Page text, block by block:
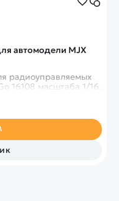
автомодели MJX
радиоуправляемых
16108 масштаба 1/16.